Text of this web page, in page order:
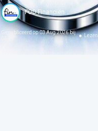
FOD Financiën
Gepubliceerd op03 Aug 2026 bij
Lezen